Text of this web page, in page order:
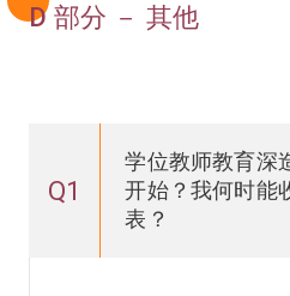
D 部分 － 其他
Q1
学位教师教育深
开始？我何时能
表？